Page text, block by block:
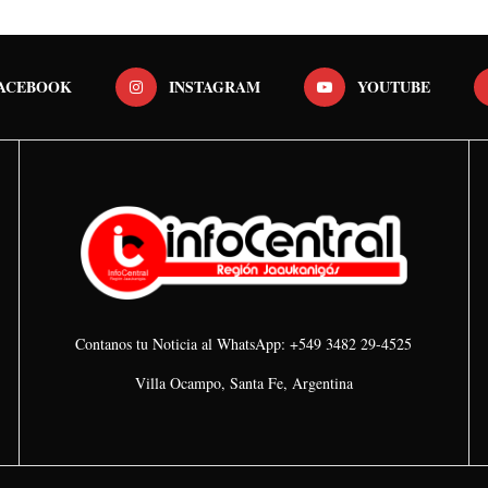
INSTAGRAM YOUTUBE
Contanos tu Noticia al WhatsApp: +549 3482 29-4525
Villa Ocampo, Santa Fe, Argentina